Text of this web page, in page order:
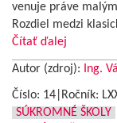
venuje práve
Rozdiel medzi
Čítať ďalej
Autor (zdroj): Ing.
Číslo: 14|Ročník:
SÚKROMNÉ ŠKOLY